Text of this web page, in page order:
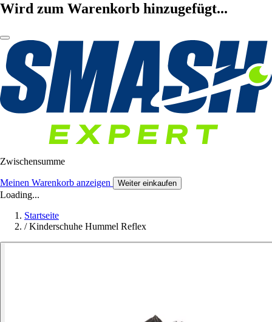
Wird zum Warenkorb hinzugefügt...
Zwischensumme
Meinen Warenkorb anzeigen Weiter einkaufen
Loading...
Startseite
/ Kinderschuhe Hummel Reflex